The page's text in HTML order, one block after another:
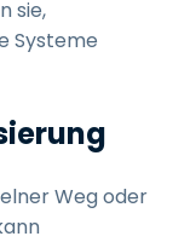
sie,
Systeme
Weg oder